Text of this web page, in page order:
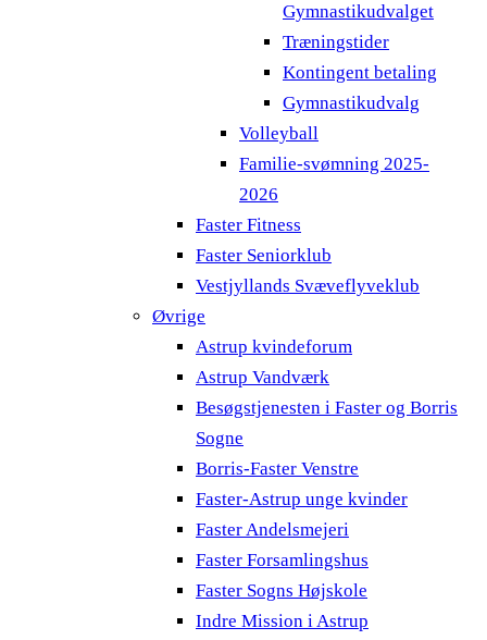
Gymnastikudvalget
Træningstider
Kontingent betaling
Gymnastikudvalg
Volleyball
Familie-svømning 2025-
2026
Faster Fitness
Faster Seniorklub
Vestjyllands Svæveflyveklub
Øvrige
Astrup kvindeforum
Astrup Vandværk
Besøgstjenesten i Faster og Borris
Sogne
Borris-Faster Venstre
Faster-Astrup unge kvinder
Faster Andelsmejeri
Faster Forsamlingshus
Faster Sogns Højskole
Indre Mission i Astrup